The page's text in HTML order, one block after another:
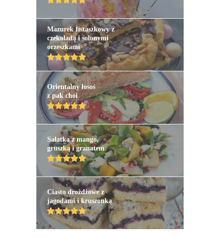
Mazurek fistaszkowy z
czekoladą i solonymi
orzeszkami
Orientalny łosoś
z pak choi
Sałatka z mango,
gruszką i granatem
Ciasto drożdżowe z
jagodami i kruszonką